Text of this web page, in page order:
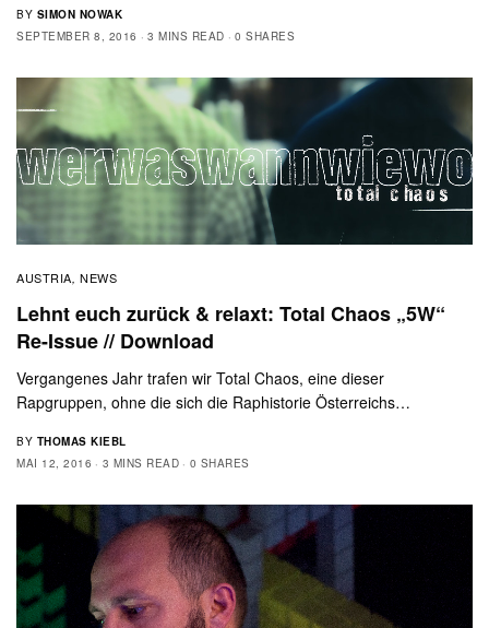
BY SIMON NOWAK
SEPTEMBER 8, 2016
3 MINS READ 0 SHARES
AUSTRIA, NEWS
Lehnt euch zurück & relaxt: Total Chaos „5W“
Re-Issue // Download
Vergangenes Jahr trafen wir Total Chaos, eine dieser
Rapgruppen, ohne die sich die Raphistorie Österreichs…
BY THOMAS KIEBL
MAI 12, 2016
3 MINS READ 0 SHARES